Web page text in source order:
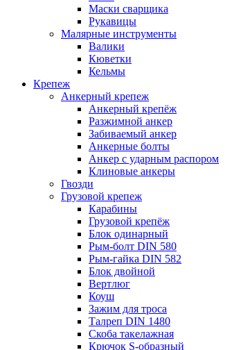
Маски сварщика
Рукавицы
Малярные инструменты
Валики
Кюветки
Кельмы
Крепеж
Анкерный крепеж
Анкерный крепёж
Разжимной анкер
Забиваемый анкер
Анкерные болты
Анкер с ударным распором
Клиновые анкеры
Гвозди
Грузовой крепеж
Карабины
Грузовой крепёж
Блок одинарный
Рым-болт DIN 580
Рым-гайка DIN 582
Блок двойной
Вертлюг
Коуш
Зажим для троса
Талреп DIN 1480
Скоба такелажная
Крючок S-образный